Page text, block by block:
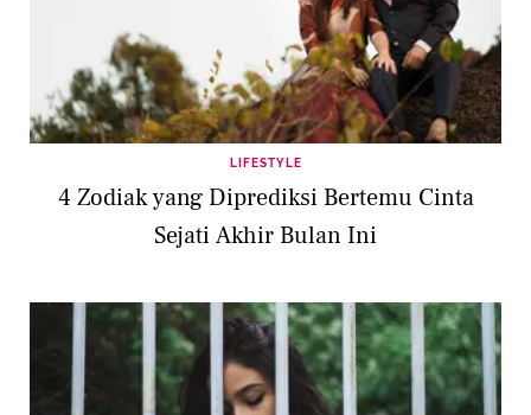
LIFESTYLE
4 Zodiak yang Diprediksi Bertemu Cinta
Sejati Akhir Bulan Ini